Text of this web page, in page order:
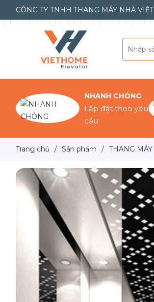
CÔNG TY TNHH THANG MÁY NHÀ VIỆT
NHANH CHÓNG
Lắp đặt theo yêu
cầu
Trang chủ / Sản phẩm / THANG MÁY